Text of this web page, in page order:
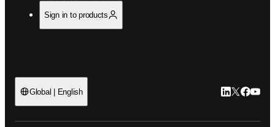
Sign in to products
Global | English LinkedIn se
Twitter se